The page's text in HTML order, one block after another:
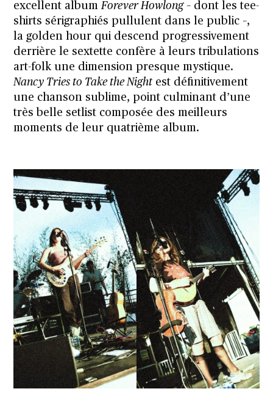
excellent albumForever Howlong– dont les tee-
shirts sérigraphiés pullulent dans le public –,
la golden hour qui descend progressivement
derrière le sextette confère à leurs tribulations
art-folk une dimension presque mystique.
Nancy Tries to Take the Nightest définitivement
une chanson sublime, point culminant d’une
très belle setlist composée des meilleurs
moments de leur quatrième album.